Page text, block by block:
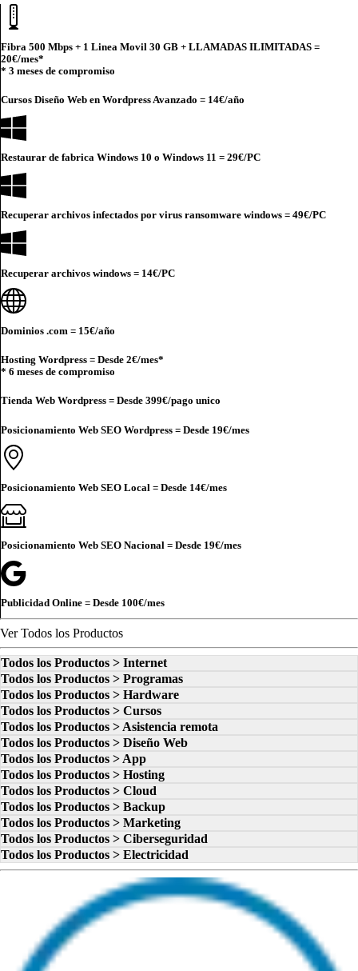
Fibra 500 Mbps + 1 Linea Movil 30 GB + LLAMADAS ILIMITADAS =
20€/mes*
* 3 meses de compromiso
Cursos Diseño Web en Wordpress Avanzado = 14€/año
Restaurar de fabrica Windows 10 o Windows 11 = 29€/PC
Recuperar archivos infectados por virus ransomware windows = 49€/PC
Recuperar archivos windows = 14€/PC
Dominios .com = 15€/año
Hosting Wordpress = Desde 2€/mes*
* 6 meses de compromiso
Tienda Web Wordpress = Desde 399€/pago unico
Posicionamiento Web SEO Wordpress = Desde 19€/mes
Posicionamiento Web SEO Local = Desde 14€/mes
Posicionamiento Web SEO Nacional = Desde 19€/mes
Publicidad Online = Desde 100€/mes
Ver Todos los Productos
Todos los Productos > Internet
Todos los Productos > Programas
Todos los Productos > Hardware
Todos los Productos > Cursos
Todos los Productos > Asistencia remota
Todos los Productos > Diseño Web
Todos los Productos > App
Todos los Productos > Hosting
Todos los Productos > Cloud
Todos los Productos > Backup
Todos los Productos > Marketing
Todos los Productos > Ciberseguridad
Todos los Productos > Electricidad